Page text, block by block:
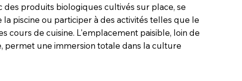
des produits biologiques cultivés sur place, se
piscine ou participer à des activités telles que le
cours de cuisine. L'emplacement paisible, loin de
permet une immersion totale dans la culture